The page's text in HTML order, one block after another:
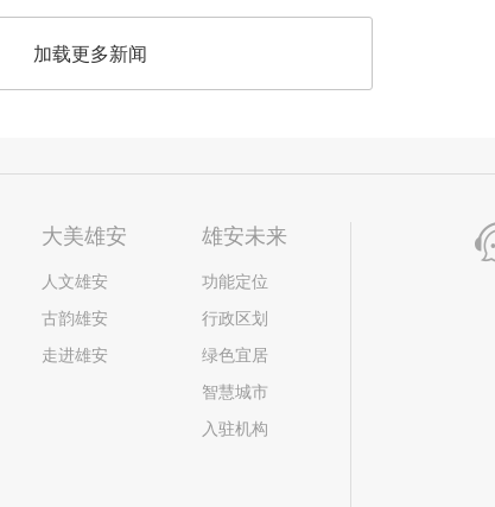
加载更多新闻
大美雄安
人文雄安
古韵雄安
走进雄安
雄安未来
功能定位
行政区划
绿色宜居
智慧城市
入驻机构